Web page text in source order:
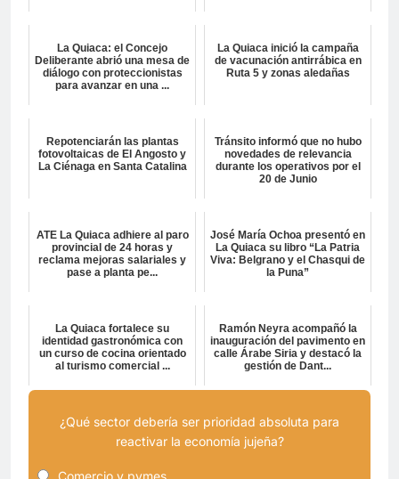
La Quiaca: el Concejo
Deliberante abrió una mesa de
diálogo con proteccionistas
para avanzar en una ...
La Quiaca inició la campaña
de vacunación antirrábica en
Ruta 5 y zonas aledañas
Repotenciarán las plantas
fotovoltaicas de El Angosto y
La Ciénaga en Santa Catalina
Tránsito informó que no hubo
novedades de relevancia
durante los operativos por el
20 de Junio
ATE La Quiaca adhiere al paro
provincial de 24 horas y
reclama mejoras salariales y
pase a planta pe...
José María Ochoa presentó en
La Quiaca su libro “La Patria
Viva: Belgrano y el Chasqui de
la Puna”
La Quiaca fortalece su
identidad gastronómica con
un curso de cocina orientado
al turismo comercial ...
Ramón Neyra acompañó la
inauguración del pavimento en
calle Árabe Siria y destacó la
gestión de Dant...
¿Qué sector debería ser prioridad absoluta para
reactivar la economía jujeña?
Comercio y pymes